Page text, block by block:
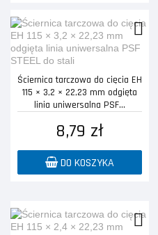
Ściernica tarczowa do cięcia EH
115 × 3,2 × 22,23 mm odgięta
linia uniwersalna PSF...
8,79 zł
DO KOSZYKA